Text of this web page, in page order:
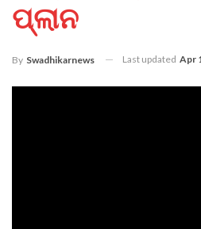
ପ୍ଲାନ
By Swadhikarnews Last updated Apr